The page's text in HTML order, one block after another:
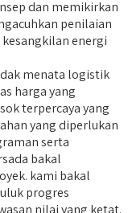
dan memikirkan
penilaian
energi
menata logistik
harga yang
terpercaya yang
yang diperlukan
serta
bakal
kami bakal
progres
nilai yang ketat.